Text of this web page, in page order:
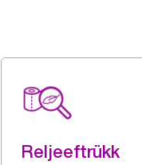
Reljeeftrükk